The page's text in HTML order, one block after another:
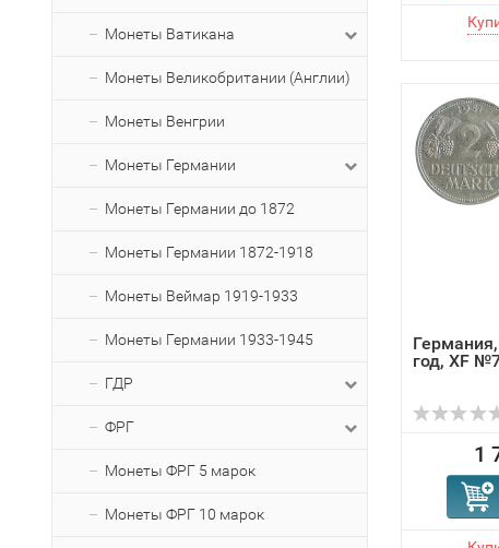
Монеты Ватикана
Монеты Великобритании (Англии)
Монеты Венгрии
Монеты Германии
Монеты Германии до 1872
Монеты Германии 1872-1918
Монеты Веймар 1919-1933
Монеты Германии 1933-1945
ГДР
ФРГ
Монеты ФРГ 5 марок
Монеты ФРГ 10 марок
год, XF
1